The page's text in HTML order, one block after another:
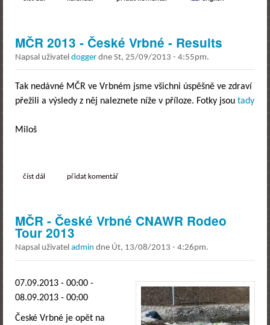
MČR 2013 - České Vrbné - Results
Napsal uživatel dogger dne St, 25/09/2013 - 4:55pm.
Tak nedávné MČR ve Vrbném jsme všichni úspěšně ve zdraví
přežili a výsledy z něj naleznete níže v příloze. Fotky jsou tady
Miloš
číst dál mčr 2013 - české vrbné - results
přidat komentář
MČR - České Vrbné CNAWR Rodeo
Tour 2013
Napsal uživatel admin dne Út, 13/08/2013 - 4:26pm.
07.09.2013 - 00:00 -
08.09.2013 - 00:00
České Vrbné je opět na